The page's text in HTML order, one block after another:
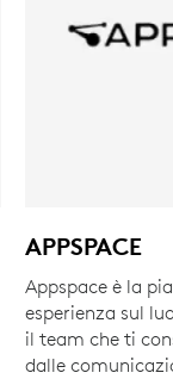
APPSPACE
Appspace è la
esperienza sul
il team che ti
dalle